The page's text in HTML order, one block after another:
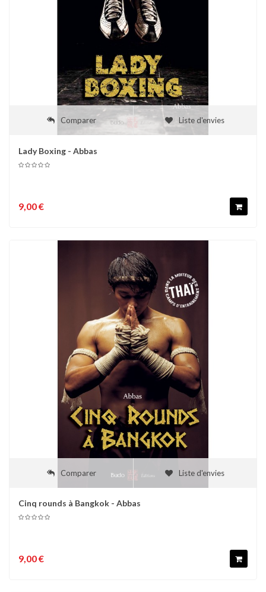
Comparer Liste d'envies
Lady Boxing - Abbas
9,00 €
Comparer Liste d'envies
Cinq rounds à Bangkok - Abbas
9,00 €